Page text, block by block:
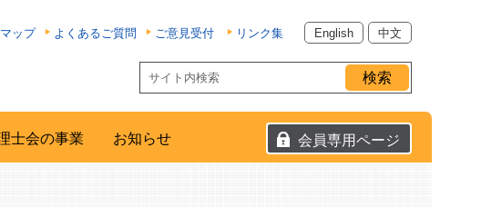
ップ よくあるご質問 ご意見受付 リンク集 English 中文
会員専用ページ
士会の事業 お知らせ